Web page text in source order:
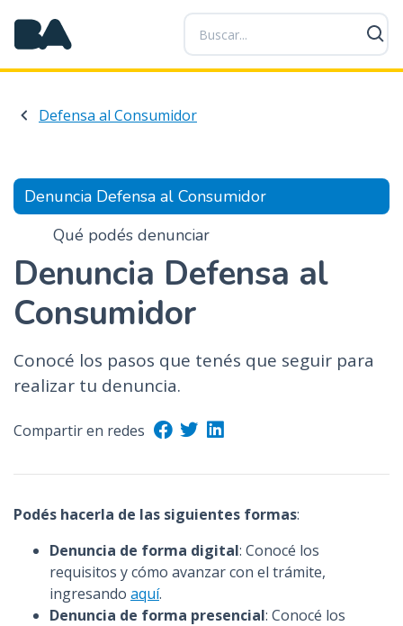
P
a
s
a
o
n
t
n
p
n
c
a
Defensa al Consumidor
Denuncia Defensa al Consumidor
Qué podés denunciar
Denuncia Defensa al
Consumidor
Conocé los pasos que tenés que seguir para
realizar tu denuncia.
Compartir en redes
Podés hacerla de las siguientes formas:
Denuncia de forma digital: Conocé los
requisitos y cómo avanzar con el trámite,
ingresando aquí.
Denuncia de forma presencial: Conocé los